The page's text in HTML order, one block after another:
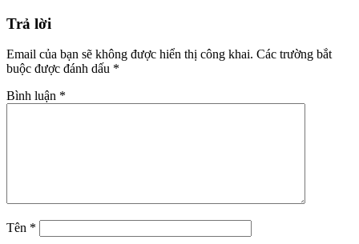
Trả lời
Email của bạn sẽ không được hiển thị công khai. Các trường bắt
buộc được đánh dấu *
Bình luận *
Tên *